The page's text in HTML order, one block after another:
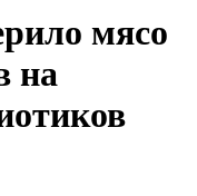
мясо
на